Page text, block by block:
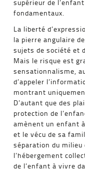
supérieur de
fondamentaux.
La liberté
la pierre angulaire
sujets de société et
Mais le risque est
sensationnalisme,
d’appeler
montrant
D’autant que des
protection de
amènent un enfant
et le vécu de sa
séparation du
l’hébergement
de l’enfant à vivre